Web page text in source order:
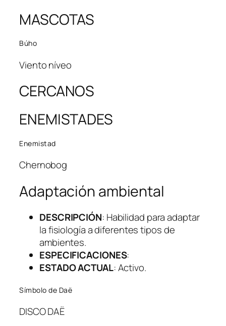
MASCOTAS
Búho
Viento níveo
CERCANOS
ENEMISTADES
Enemistad
Chernobog
Adaptación ambiental
DESCRIPCIÓN: Habilidad para adaptar
la fisiología a diferentes tipos de
ambientes.
ESPECIFICACIONES:
ESTADO ACTUAL: Activo.
Símbolo de Daë
DISCO DAË